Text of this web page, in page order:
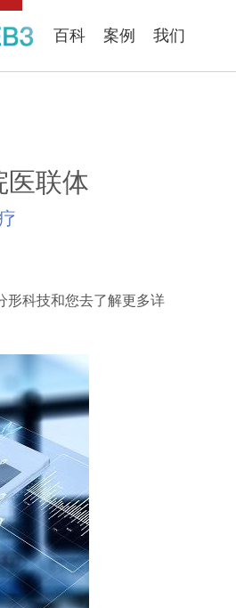
百科 案例 我们
医联体
科技和您去了解更多详